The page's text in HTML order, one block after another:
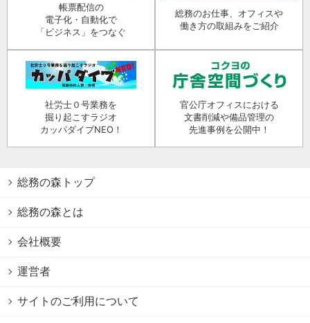
帳票配信の
電子化・自動化で
「ビジネス」をつなぐ
総務のお仕事、オフィスや
働き方の取組みをご紹介
社労士０号業務を
掘り起こすラジオ
カッパダイブNEO！
官公庁オフィスにおける
文書削減や備品管理の
先進事例を公開中！
総務の森トップ
総務の森とは
会社概要
運営者
サイトのご利用について